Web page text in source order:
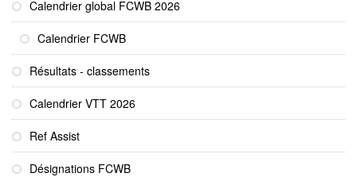
Calendrier global FCWB 2026
Calendrier FCWB
Résultats - classements
Calendrier VTT 2026
Ref Assist
Désignations FCWB